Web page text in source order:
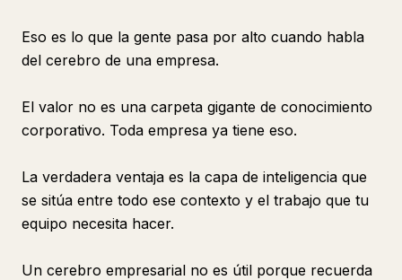
Eso es lo que la gente pasa por alto cuando habla
del cerebro de una empresa.
El valor no es una carpeta gigante de conocimiento
corporativo. Toda empresa ya tiene eso.
La verdadera ventaja es la capa de inteligencia que
se sitúa entre todo ese contexto y el trabajo que tu
equipo necesita hacer.
Un cerebro empresarial no es útil porque recuerda